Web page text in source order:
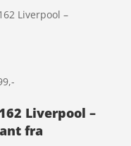
Liverpool –
Liverpool –
fra